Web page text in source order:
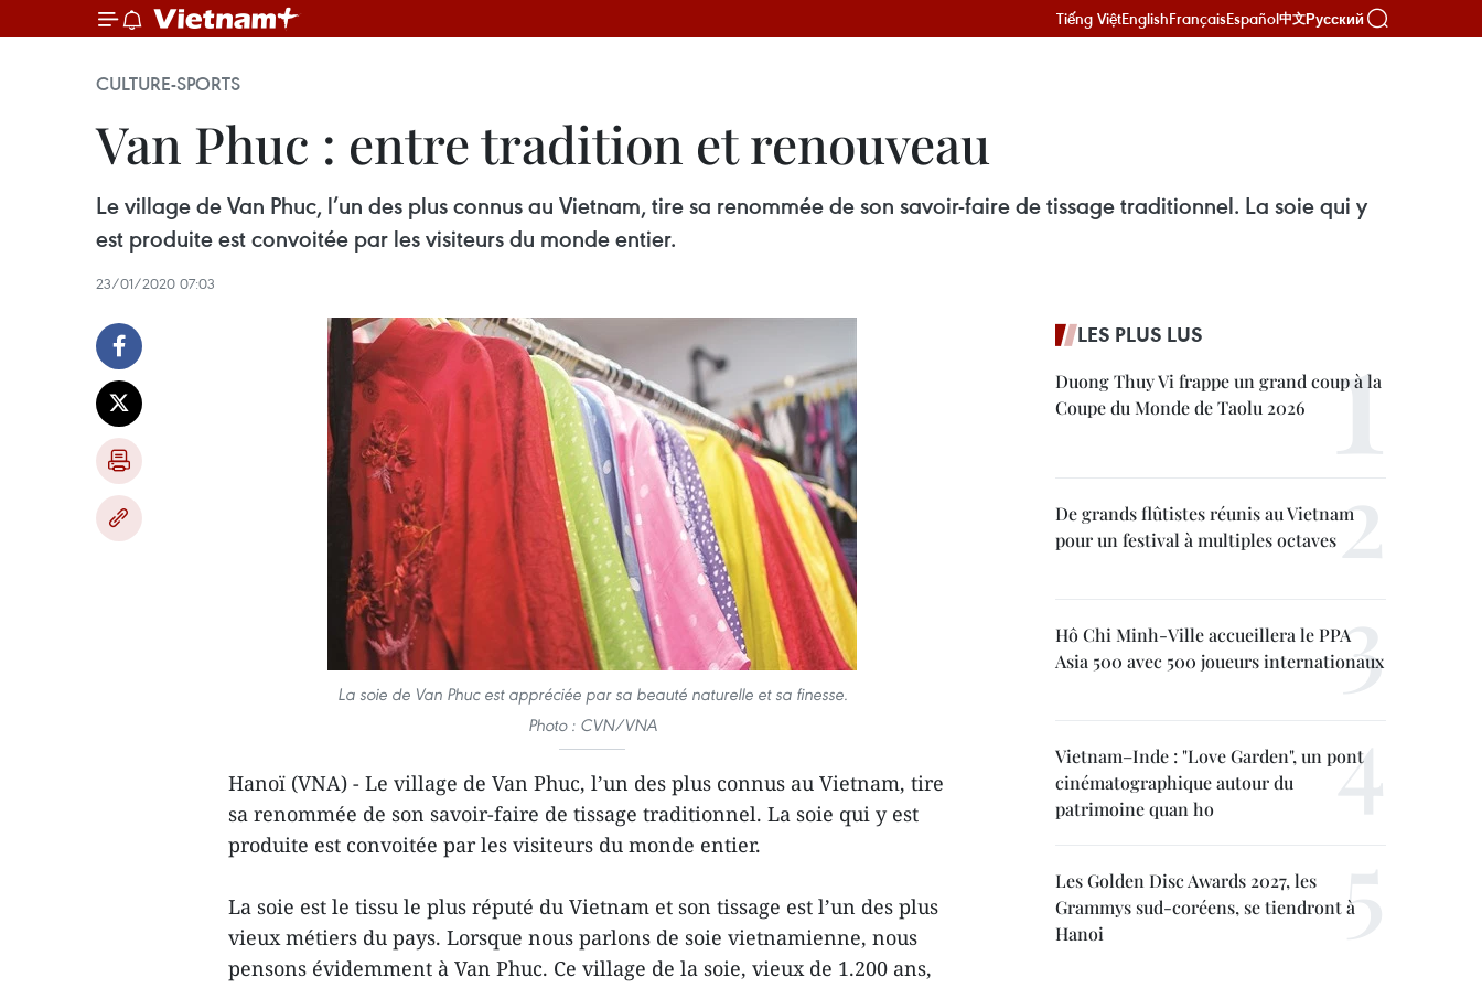
Tiếng ViệtEnglishFrançaisEspañol中文Русский
CULTURE-SPORTS
Van Phuc : entre tradition et renouveau
Le village de Van Phuc, l’un des plus connus au Vietnam, tire sa renommée de son savoir-faire de tissage traditionnel. La soie qui y
est produite est convoitée par les visiteurs du monde entier.
23/01/2020 07:03
La soie de Van Phuc est appréciée par sa beauté naturelle et sa finesse.
Photo : CVN/VNA
Hanoï (VNA) - Le village de Van Phuc, l’un des plus connus au Vietnam, tire
sa renommée de son savoir-faire de tissage traditionnel. La soie qui y est
produite est convoitée par les visiteurs du monde entier.
La soie est le tissu le plus réputé du Vietnam et son tissage est l’un des plus
vieux métiers du pays. Lorsque nous parlons de soie vietnamienne, nous
pensons évidemment à Van Phuc. Ce village de la soie, vieux de 1.200 ans,
LES PLUS LUS
Duong Thuy Vi frappe un grand coup à la
Coupe du Monde de Taolu 2026
De grands flûtistes réunis au Vietnam
pour un festival à multiples octaves
Hô Chi Minh-Ville accueillera le PPA
Asia 500 avec 500 joueurs internationaux
Vietnam–Inde : "Love Garden", un pont
cinématographique autour du
patrimoine quan ho
Les Golden Disc Awards 2027, les
Grammys sud-coréens, se tiendront à
Hanoi